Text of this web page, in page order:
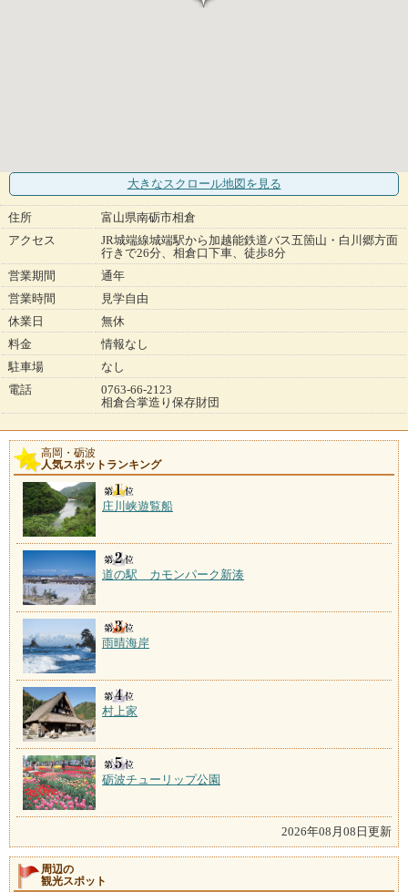
大きなスクロール地図 を見る
住所
富山県南砺市相倉
アクセス
JR城端線城端駅から加越能鉄道バス五箇山・白川郷方面
行きで26分、相倉口下車、徒歩8分
営業期間
通年
営業時間
見学自由
休業日
無休
料金
情報なし
駐車場
なし
電話
0763-66-2123
相倉合掌造り保存財団
高岡・砺波
人気スポットランキング
庄川峡遊覧船
道の駅 カモンパーク新湊
雨晴海岸
村上家
砺波チューリップ公園
2026年08月08日更新
周辺の
観光スポット